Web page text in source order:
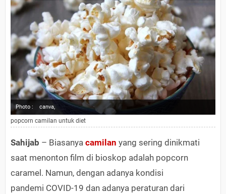
Photo : canva,
popcorn camilan untuk diet
Sahijab – Biasanya camilan yang sering dinikmati
saat menonton film di bioskop adalah popcorn
caramel. Namun, dengan adanya kondisi
pandemi COVID-19 dan adanya peraturan dari